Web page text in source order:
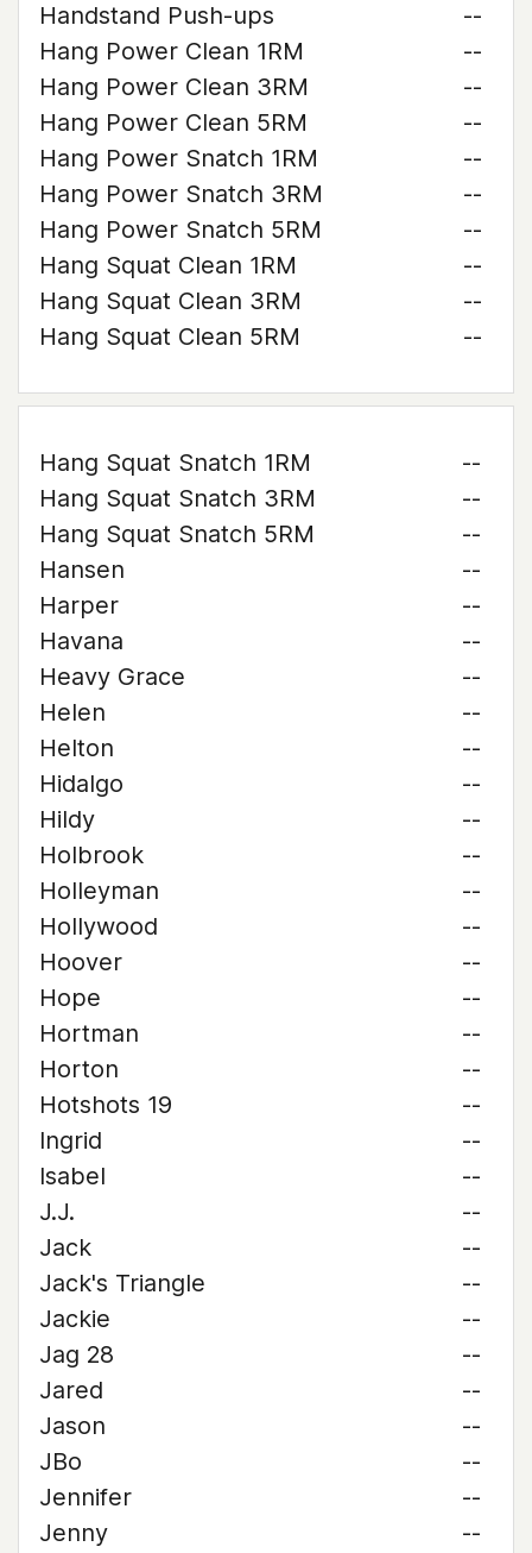
Handstand Push-ups
--
Hang Power Clean 1RM
--
Hang Power Clean 3RM
--
Hang Power Clean 5RM
--
Hang Power Snatch 1RM
--
Hang Power Snatch 3RM
--
Hang Power Snatch 5RM
--
Hang Squat Clean 1RM
--
Hang Squat Clean 3RM
--
Hang Squat Clean 5RM
--
Hang Squat Snatch 1RM
--
Hang Squat Snatch 3RM
--
Hang Squat Snatch 5RM
--
Hansen
--
Harper
--
Havana
--
Heavy Grace
--
Helen
--
Helton
--
Hidalgo
--
Hildy
--
Holbrook
--
Holleyman
--
Hollywood
--
Hoover
--
Hope
--
Hortman
--
Horton
--
Hotshots 19
--
Ingrid
--
Isabel
--
J.J.
--
Jack
--
Jack's Triangle
--
Jackie
--
Jag 28
--
Jared
--
Jason
--
JBo
--
Jennifer
--
Jenny
--